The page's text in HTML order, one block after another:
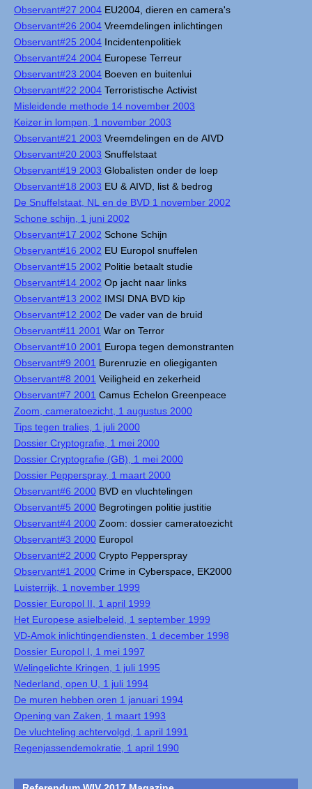
Observant#27 2004 EU2004, dieren en camera's
Observant#26 2004 Vreemdelingen inlichtingen
Observant#25 2004 Incidentenpolitiek
Observant#24 2004 Europese Terreur
Observant#23 2004 Boeven en buitenlui
Observant#22 2004 Terroristische Activist
Misleidende methode 14 november 2003
Keizer in lompen, 1 november 2003
Observant#21 2003 Vreemdelingen en de AIVD
Observant#20 2003 Snuffelstaat
Observant#19 2003 Globalisten onder de loep
Observant#18 2003 EU & AIVD, list & bedrog
De Snuffelstaat, NL en de BVD 1 november 2002
Schone schijn, 1 juni 2002
Observant#17 2002 Schone Schijn
Observant#16 2002 EU Europol snuffelen
Observant#15 2002 Politie betaalt studie
Observant#14 2002 Op jacht naar links
Observant#13 2002 IMSI DNA BVD kip
Observant#12 2002 De vader van de bruid
Observant#11 2001 War on Terror
Observant#10 2001 Europa tegen demonstranten
Observant#9 2001 Burenruzie en oliegiganten
Observant#8 2001 Veiligheid en zekerheid
Observant#7 2001 Camus Echelon Greenpeace
Zoom, cameratoezicht, 1 augustus 2000
Tips tegen tralies, 1 juli 2000
Dossier Cryptografie, 1 mei 2000
Dossier Cryptografie (GB), 1 mei 2000
Dossier Pepperspray, 1 maart 2000
Observant#6 2000 BVD en vluchtelingen
Observant#5 2000 Begrotingen politie justitie
Observant#4 2000 Zoom: dossier cameratoezicht
Observant#3 2000 Europol
Observant#2 2000 Crypto Pepperspray
Observant#1 2000 Crime in Cyberspace, EK2000
Luisterrijk, 1 november 1999
Dossier Europol II, 1 april 1999
Het Europese asielbeleid, 1 september 1999
VD-Amok inlichtingendiensten, 1 december 1998
Dossier Europol I, 1 mei 1997
Welingelichte Kringen, 1 juli 1995
Nederland, open U, 1 juli 1994
De muren hebben oren 1 januari 1994
Opening van Zaken, 1 maart 1993
De vluchteling achtervolgd, 1 april 1991
Regenjassendemokratie, 1 april 1990